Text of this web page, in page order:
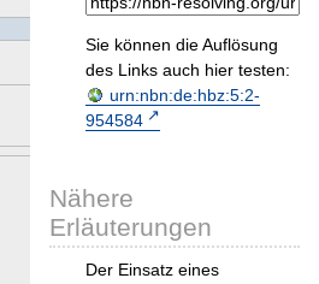
Sie können die Auflösung
des Links auch hier testen:
urn:nbn:de:hbz:5:2-
954584
Nähere
Erläuterungen
Der Einsatz eines